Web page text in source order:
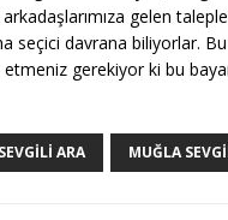
gelen
seçici davrana biliyorlar.
gerekiyor ki bu
ARA MUĞLA